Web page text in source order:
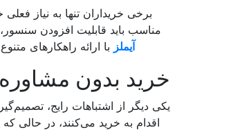
برخی خریداران تنها به نیاز
مناسب باید قابلیت افزودن سنسور،
آیملز با ارائه راهکارهای
خرید بدون
یکی دیگر از اشتباهات رایج،
اقدام به خرید می‌کنند، در حالی